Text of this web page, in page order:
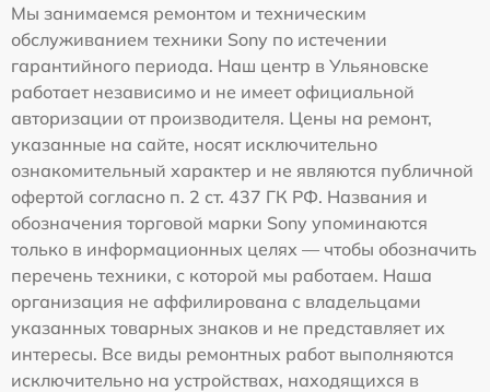
Мы занимаемся ремонтом и техническим
обслуживанием техники Sony по истечении
гарантийного периода. Наш центр в Ульяновске
работает независимо и не имеет официальной
авторизации от производителя. Цены на ремонт,
указанные на сайте, носят исключительно
ознакомительный характер и не являются публичной
офертой согласно п. 2 ст. 437 ГК РФ. Названия и
обозначения торговой марки Sony упоминаются
только в информационных целях — чтобы обозначить
перечень техники, с которой мы работаем. Наша
организация не аффилирована с владельцами
указанных товарных знаков и не представляет их
интересы. Все виды ремонтных работ выполняются
исключительно на устройствах, находящихся в